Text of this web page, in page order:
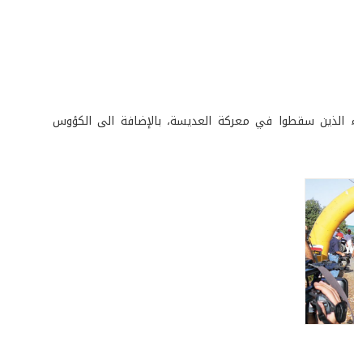
الذين سقطوا في معركة العديسة، بالإضافة الى الكؤوس